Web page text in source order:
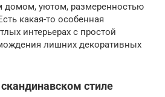
домом, уютом, размеренностью
какая-то особенная
интерьерах с простой
лишних декоративных
стиле